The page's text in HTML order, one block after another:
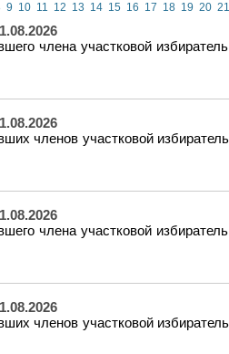
9 10 11 12 13 14 15 16 17 18 19 20 21
члена участковой
членов участковой
члена участковой
членов участковой